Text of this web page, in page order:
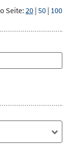
Seite:20 | 50 | 100